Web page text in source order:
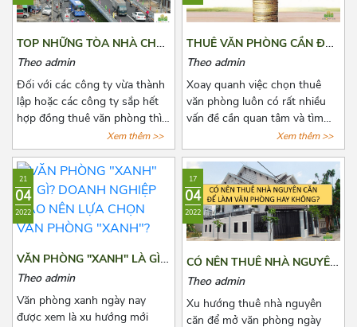
TOP NHỮNG TÒA NHÀ CHO
THUÊ GIÁ RẺ GẦN CẦU
Theo admin
Đối với các công ty vừa thành
lập hoặc các công ty sắp hết
hợp đồng thuê văn phòng thì
việc chọn thuê văn phòng luôn
là vấn đề đáng quan tâm. Để
tìm được một văn phòng vừa
ý, giá cả hợp lý, vị trí thuận tiện
đi lại, cơ sở hạ tầng tốt thật sự
khiến các chủ doanh nghiệp
cân nhắc lựa chọn rất nhiều.
Bài viết này, Azoffice sẽ chia
nhà cho thuê giá rẻ gần cầu
vượt 3/2 quận 10.
Xem thêm >>
THUÊ VĂN PHÒNG CẦN ĐẶT
CỌC BAO NHIÊU?
Theo admin
Xoay quanh việc chọn thuê
văn phòng luôn có rất nhiều
vấn đề cần quan tâm và tìm
hiểu đặc biệt là các khoản chi
phí thuê, chi phí phát sinh cố
định, tiền cọc,...Chính vì vậy
trước khi quyết định thuê văn
phòng, bên thuê cần biết rõ số
tiền cọc và các loại chi phí
thuê hằng tháng, những quy
định pháp luật có liên quan và
cách để lấy lại tiền cọc trong
những trường hợp rủi ro có
thể xảy ra. Cùng Azoffice tìm
hiểu thêm về nội dung này
Xem thêm >>
21
04
2022
VĂN PHÒNG "XANH" LÀ GÌ?
DOANH NGHIỆP NÀO NÊN
"XANH"?
Theo admin
Văn phòng xanh ngày nay
được xem là xu hướng mới
17
04
2022
CÓ NÊN THUÊ NHÀ NGUYÊN
CĂN ĐỂ LÀM VĂN PHÒNG
Theo admin
Xu hướng thuê nhà nguyên
căn để mở văn phòng ngày